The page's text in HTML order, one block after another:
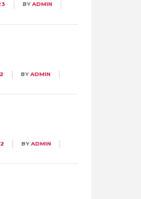
BYADMIN
BYADMIN
BYADMIN